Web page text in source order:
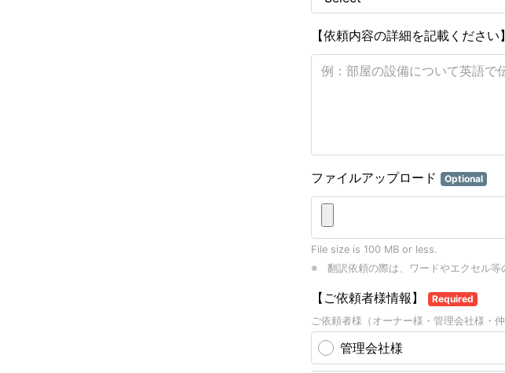
【依頼内容の詳細を記載ください
ファイルアップロード Optional
File size is 100 MB or less.
※ 翻訳依頼の際は、ワードやエクセル等
【ご依頼者様情報】 Required
ご依頼者様（オーナー様・管理会社様・
管理会社様